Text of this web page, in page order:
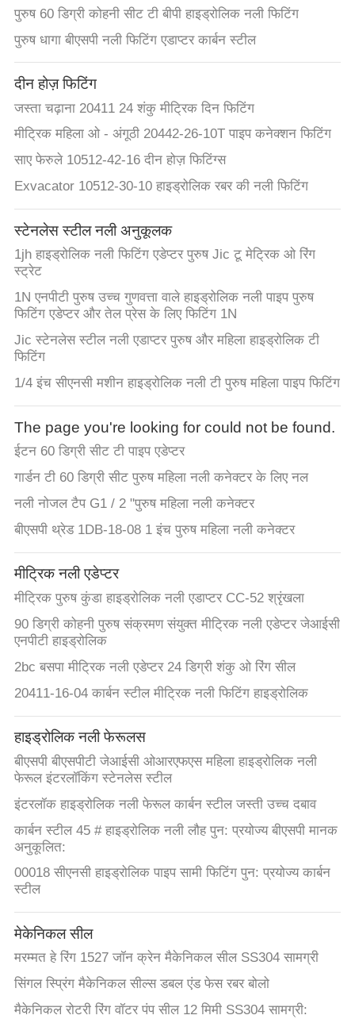
पुरुष 60 डिग्री कोहनी सीट टी बीपी हाइड्रोलिक नली फिटिंग
पुरुष धागा बीएसपी नली फिटिंग एडाप्टर कार्बन स्टील
दीन होज़ फिटिंग
जस्ता चढ़ाना 20411 24 शंकु मीट्रिक दिन फिटिंग
मीट्रिक महिला ओ - अंगूठी 20442-26-10T पाइप कनेक्शन फिटिंग
साए फेरुले 10512-42-16 दीन होज़ फिटिंग्स
Exvacator 10512-30-10 हाइड्रोलिक रबर की नली फिटिंग
स्टेनलेस स्टील नली अनुकूलक
1jh हाइड्रोलिक नली फिटिंग एडेप्टर पुरुष Jic टू मेट्रिक ओ रिंग
स्ट्रेट
1N एनपीटी पुरुष उच्च गुणवत्ता वाले हाइड्रोलिक नली पाइप पुरुष
फिटिंग एडेप्टर और तेल प्रेस के लिए फिटिंग 1N
Jic स्टेनलेस स्टील नली एडाप्टर पुरुष और महिला हाइड्रोलिक टी
फिटिंग
1/4 इंच सीएनसी मशीन हाइड्रोलिक नली टी पुरुष महिला पाइप फिटिंग
The page you're looking for could not be found.
ईटन 60 डिग्री सीट टी पाइप एडेप्टर
गार्डन टी 60 डिग्री सीट पुरुष महिला नली कनेक्टर के लिए नल
नली नोजल टैप G1 / 2 "पुरुष महिला नली कनेक्टर
बीएसपी थ्रेड 1DB-18-08 1 इंच पुरुष महिला नली कनेक्टर
मीट्रिक नली एडेप्टर
मीट्रिक पुरुष कुंडा हाइड्रोलिक नली एडाप्टर CC-52 श्रृंखला
90 डिग्री कोहनी पुरुष संक्रमण संयुक्त मीट्रिक नली एडेप्टर जेआईसी
एनपीटी हाइड्रोलिक
2bc बसपा मीट्रिक नली एडेप्टर 24 डिग्री शंकु ओ रिंग सील
20411-16-04 कार्बन स्टील मीट्रिक नली फिटिंग हाइड्रोलिक
हाइड्रोलिक नली फेरूलस
बीएसपी बीएसपीटी जेआईसी ओआरएफएस महिला हाइड्रोलिक नली
फेरूल इंटरलॉकिंग स्टेनलेस स्टील
इंटरलॉक हाइड्रोलिक नली फेरूल कार्बन स्टील जस्ती उच्च दबाव
कार्बन स्टील 45 # हाइड्रोलिक नली लौह पुन: प्रयोज्य बीएसपी मानक
अनुकूलित:
00018 सीएनसी हाइड्रोलिक पाइप सामी फिटिंग पुन: प्रयोज्य कार्बन
स्टील
मेकेनिकल सील
मरम्मत हे रिंग 1527 जॉन क्रेन मैकेनिकल सील SS304 सामग्री
सिंगल स्प्रिंग मैकेनिकल सील्स डबल एंड फेस रबर बोलो
मैकेनिकल रोटरी रिंग वॉटर पंप सील 12 मिमी SS304 सामग्री: